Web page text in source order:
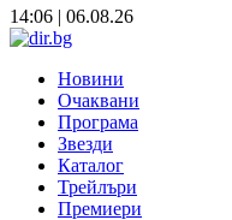
14:06 | 06.08.26
Новини
Очаквани
Програма
Звезди
Каталог
Трейлъри
Премиери